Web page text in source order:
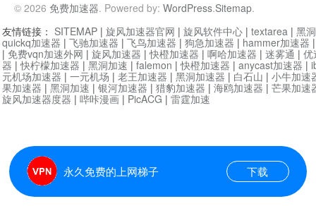
© 2026 免费加速器. Powered by: WordPress.Sitemap.
永久免费的上网梯子 下载
友情链接： SITEMAP | 旋风加速器官网 | 旋风软件中心 | textarea | 黑
quickq加速器 | 飞驰加速器 | 飞鸟加速器 | 狗急加速器 | hammer加速器
| 免费vqn加速外网 | 旋风加速器 |快橙加速器 | 啊哈加速器 | 迷雾通 | 优
器 |快柠檬加速器 | 黑洞加速 | falemon |快橙加速器 | anycast加速器 |
元机场加速器 | 一元机场 | 老王加速器 | 黑洞加速器 | 白石山 | 小牛加速
果加速器 | 黑洞加速 | 银河加速器 | 猎豹加速器 | 海鸥加速器 | 芒果加速
旋风加速器度器 | 哔咔漫画 | PicACG | 雷霆加速